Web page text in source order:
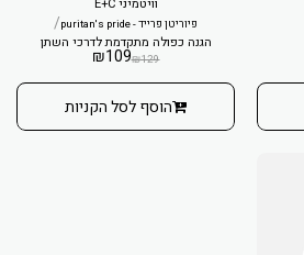
וויטמיני E+C
פיוריטן פרייד - puritan's pride /
הגנה כפולה מתקדמת לדרכי השתן
₪129
₪109
הוסף לסל הקניות